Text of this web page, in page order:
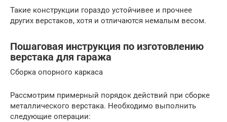
Такие конструкции гораздо устойчивее и прочнее
других верстаков, хотя и отличаются немалым весом.
Пошаговая инструкция по изготовлению
верстака для гаража
Сборка опорного каркаса
Рассмотрим примерный порядок действий при сборке
металлического верстака. Необходимо выполнить
следующие операции: